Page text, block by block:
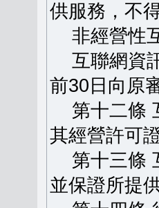
供服務，不
非經營性
互聯網資
前30日向原
第十二條
其經營許可
第十三條
並保證所提